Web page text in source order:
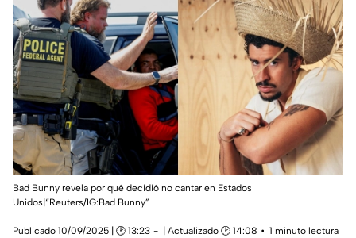
Bad Bunny revela por qué decidió no cantar en Estados
Unidos|“Reuters/IG:Bad Bunny”
Publicado 10/09/2025 | 🕑 13:23 | Actualizado 🕑 14:08
1 minuto lectura